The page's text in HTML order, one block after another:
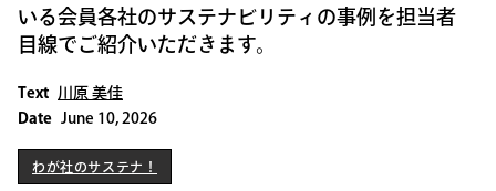
いる会員各社のサステナビリティの事例を担当者
目線でご紹介いただきます。
Text
川原 美佳
Date June 10, 2026
わが社のサステナ！
わが社のサステナ！